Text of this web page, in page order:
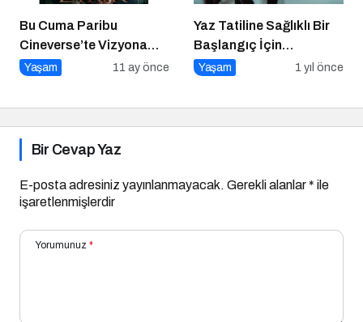
Bu Cuma Paribu
Cineverse’te Vizyona
Girecek Filmler
Yaşam 11 ay önce
Yaz Tatiline Sağlıklı Bir
Başlangıç İçin
Beslenme
Yaşam 1 yıl önce
Bir Cevap Yaz
E-posta adresiniz yayınlanmayacak. Gerekli alanlar* ile
işaretlenmişlerdir
Yorumunuz *